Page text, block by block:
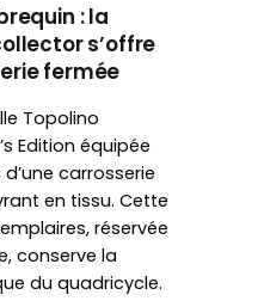
: la
s’offre
fermée
Topolino
Edition équipée
carrosserie
en tissu. Cette
réservée
conserve la
du quadricycle.